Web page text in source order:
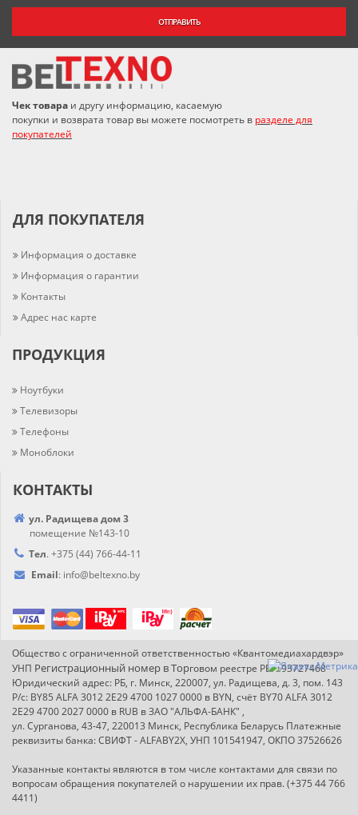
ОТПРАВИТЬ
Чек товара и другу информацию, касаемую
покупки и возврата товар вы можете посмотреть в разделе для
покупателей
ДЛЯ ПОКУПАТЕЛЯ
Информация о доставке
Информация о гарантии
Контакты
Адрес нас карте
ПРОДУКЦИЯ
Ноутбуки
Телевизоры
Телефоны
Моноблоки
КОНТАКТЫ
ул. Радищева дом 3
помещение №143-10
Тел. +375 (44) 766-44-11
Email: info@beltexno.by
Общество с ограниченной ответственностью «Квантомедиахардвэр»
УНП Регистрационный номер в Торговом реестре РБ: 193727468
Юридический адрес: РБ, г. Минск, 220007, ул. Радищева, д. 3, пом. 143
Р/с: BY85 ALFA 3012 2E29 4700 1027 0000 в BYN, счёт BY70 ALFA 3012
2E29 4700 2027 0000 в RUB в ЗАО "АЛЬФА-БАНК" ,
ул. Сурганова, 43-47, 220013 Минск, Республика Беларусь Платежные
реквизиты банка: СВИФТ - ALFABY2X, УНП 101541947, ОКПО 37526626
Указанные контакты являются в том числе контактами для связи по
вопросам обращения покупателей о нарушении их прав. (+375 44 766
4411)